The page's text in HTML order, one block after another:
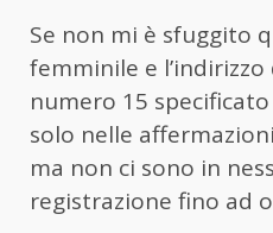
Se non mi è sfuggito
femminile e
numero 15
solo nelle
ma non ci sono in
registrazione fino ad